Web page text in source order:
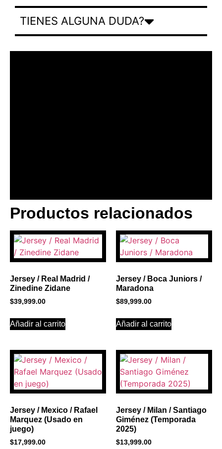
TIENES ALGUNA DUDA?
BANNER CON
PROMOCIONES 1
Click Here
Productos relacionados
Jersey / Real Madrid /
Zinedine Zidane
$39,999.00
Añadir al carrito
Jersey / Boca Juniors /
Maradona
$89,999.00
Añadir al carrito
Jersey / Mexico / Rafael
Marquez (Usado en
juego)
$17,999.00
Jersey / Milan / Santiago
Giménez (Temporada
2025)
$13,999.00